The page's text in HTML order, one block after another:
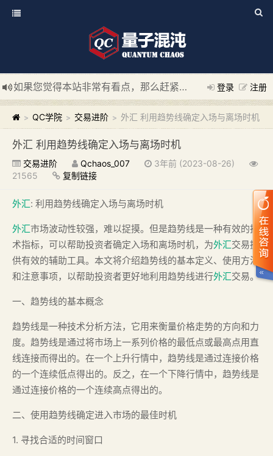
登录 注册
如果您觉得本站非常有看点，那么赶紧使用Ctrl+D 收藏我们吧
新添加量子混沌系统板块，欢迎大家访问！
---“量子混沌系
> QC学院 > 交易进阶 > 外汇 利用趋势线确定入场与离场时机
外汇 利用趋势线确定入场与离场时机
交易进阶 Qchaos_007
3年前 (2023-08-26)
21565
复制链接
外汇: 利用趋势线确定入场与离场时机
外汇市场波动性较强，难以捉摸。但是趋势线是一种有效的技
术指标，可以帮助投资者确定入场和离场时机，为外汇交易提
供有效的辅助工具。本文将介绍趋势线的基本定义、使用方法
和注意事项，以帮助投资者更好地利用趋势线进行外汇交易。
一、趋势线的基本概念
趋势线是一种技术分析方法，它用来衡量价格走势的方向和力
度。趋势线是通过将市场上一系列价格的最低点或最高点用直
线连接而得出的。在一个上升行情中，趋势线是通过连接价格
的一个连续低点得出的。反之，在一个下降行情中，趋势线是
通过连接价格的一个连续高点得出的。
二、使用趋势线确定进入市场的最佳时机
1. 寻找合适的时间窗口